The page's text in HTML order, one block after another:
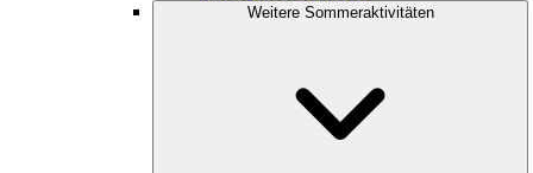
Weitere Sommeraktivitäten